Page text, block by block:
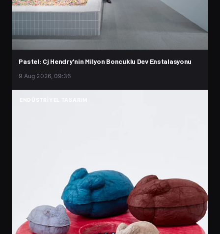
Pastel: Cj Hendry'nin Milyon Boncuklu Dev Enstalasyonu
9 Aug 2026, 09:36
ENDÜSTRIYEL TASARIM